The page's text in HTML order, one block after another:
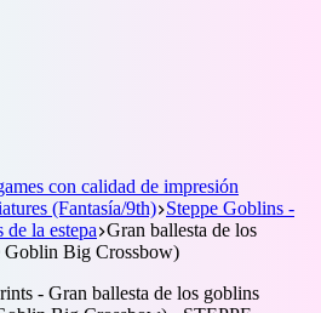
con calidad de impresión
(Fantasía/9th) Steppe Goblins -
la estepa Gran ballesta de los
Goblin Big Crossbow)